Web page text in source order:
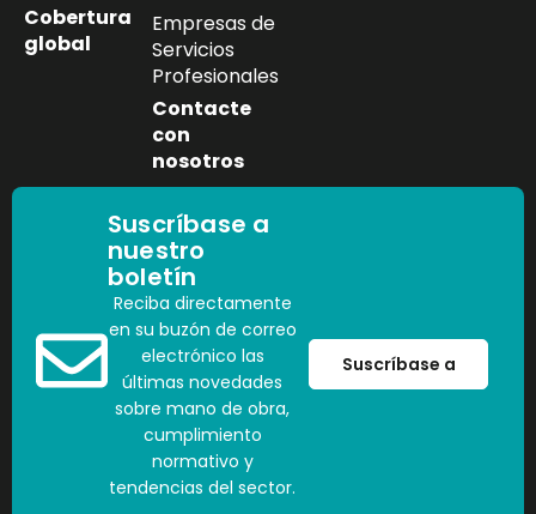
Cobertura
global
Empresas de
Servicios
Profesionales
Contacte
con
nosotros
Suscríbase a
nuestro
boletín
Reciba directamente
en su buzón de correo
electrónico las
últimas novedades
sobre mano de obra,
cumplimiento
normativo y
tendencias del sector.
Suscríbase a